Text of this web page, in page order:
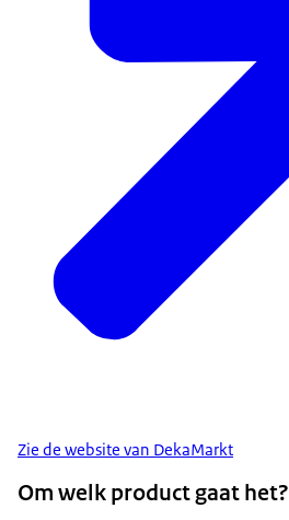
Zie de website van DekaMarkt
Om welk product gaat het?